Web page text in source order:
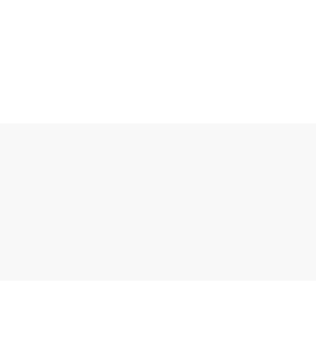
学溶剂的选择，耐高温性*，性能超群